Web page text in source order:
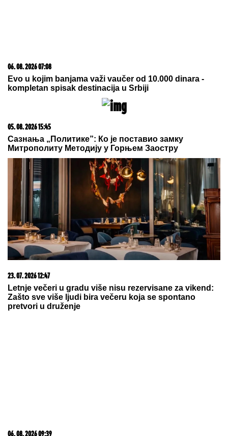
Komfor po meri klijenata: nova linija paketa ALTA
03. 08. 2026 13:23
Hibrid broj 1 koji osvaja Evropu, sada po specijalnoj
kompletan spisak destinacija u Srbiji